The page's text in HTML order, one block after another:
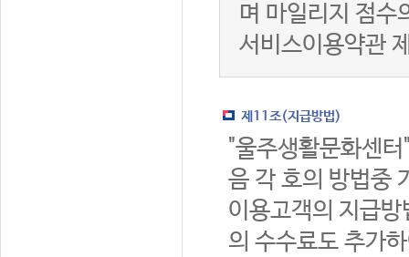
며 마일리지 점수
서비스이용약관
제11조(지급방법)
"울주생활문화센
음 각 호의 방법중
이용고객의 지급
의 수수료도 추가